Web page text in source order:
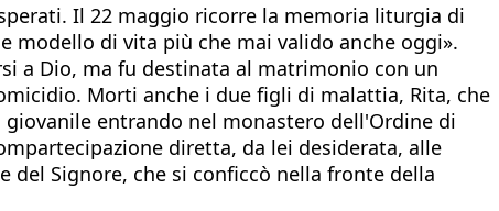
Il 22 maggio ricorre la memoria liturgia di
modello di vita più che mai valido anche oggi».
a Dio, ma fu destinata al matrimonio con un
Morti anche i due figli di malattia, Rita, che
entrando nel monastero dell'Ordine di
diretta, da lei desiderata, alle
del Signore, che si conficcò nella fronte della